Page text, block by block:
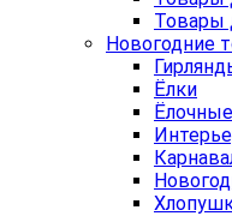
Товары
Новогодние
Ёлки